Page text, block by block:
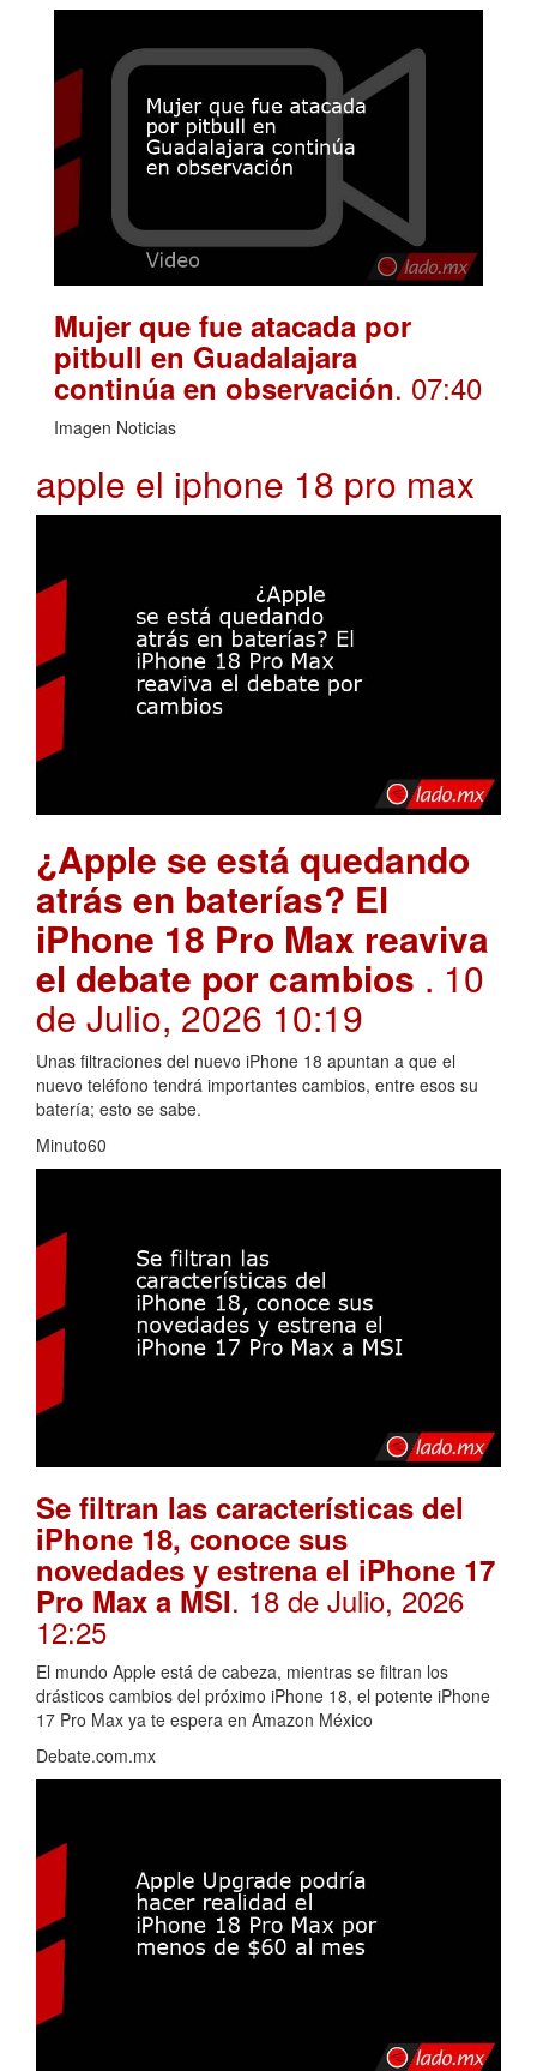
Mujer que fue atacada por
pitbull en Guadalajara
continúa en observación. 07:40
Imagen Noticias
apple el iphone 18 pro max
¿Apple se está quedando
atrás en baterías? El
iPhone 18 Pro Max reaviva
el debate por cambios . 10
de Julio, 2026 10:19
Unas filtraciones del nuevo iPhone 18 apuntan a que el
nuevo teléfono tendrá importantes cambios, entre esos su
batería; esto se sabe.
Minuto60
Se filtran las características del
iPhone 18, conoce sus
novedades y estrena el iPhone 17
Pro Max a MSI. 18 de Julio, 2026
12:25
El mundo Apple está de cabeza, mientras se filtran los
drásticos cambios del próximo iPhone 18, el potente iPhone
17 Pro Max ya te espera en Amazon México
Debate.com.mx